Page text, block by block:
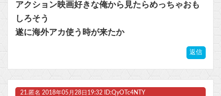
アクション映画好きな俺から見たらめっちゃおも
しろそう
遂に海外アカ使う時が来たか
返信
21. 匿名 2018年05月28日19:32 ID:QyOTc4NTY